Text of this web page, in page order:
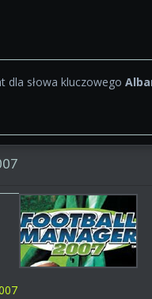
dla słowa kluczowego